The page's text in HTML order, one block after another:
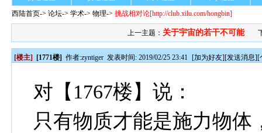
西陆首页->论坛->学术-> 物理->挑战相对论[http://club.xilu.com/hongbin]
上一主题： 关于宇宙的若干不可能
[楼主] [1771楼] 作者:zyntiger 发表时间: 2019/02/25 23:41 [加为好友][发送消息][
对【1767楼】说：
只有物质才能是施力物